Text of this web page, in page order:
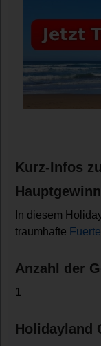
Kurz-Infos
In diesem
traumhafte
Anzahl der
1
Holidayland